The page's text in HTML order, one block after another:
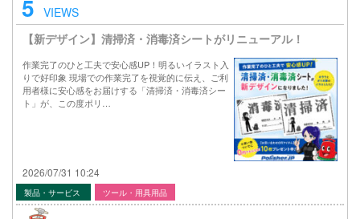
5 VIEWS
【新デザイン】清掃済・消毒済シートがリニューアル！
作業完了のひと工夫で安心感UP！明るいイラスト入
りで好印象 現場での作業完了を視覚的に伝え、ご利
用者様に安心感をお届けする「清掃済・消毒済シー
ト」が、この度ポリ…
2026/07/31 10:24
製品・サービス ツール・用具用品